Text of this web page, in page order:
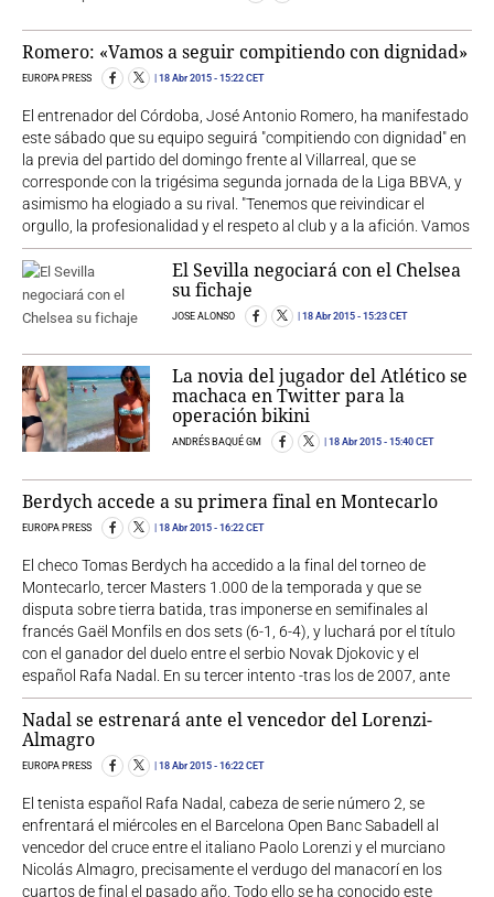
Romero: «Vamos a seguir compitiendo con dignidad»
EUROPA PRESS 18 Abr 2015 - 15:22 CET
El entrenador del Córdoba, José Antonio Romero, ha manifestado
este sábado que su equipo seguirá "compitiendo con dignidad" en
la previa del partido del domingo frente al Villarreal, que se
corresponde con la trigésima segunda jornada de la Liga BBVA, y
asimismo ha elogiado a su rival. "Tenemos que reivindicar el
orgullo, la profesionalidad y el respeto al club y a la afición. Vamos
El Sevilla negociará con el Chelsea
su fichaje
JOSE ALONSO 18 Abr 2015 - 15:23 CET
La novia del jugador del Atlético se
machaca en Twitter para la
operación bikini
ANDRÉS BAQUÉ GM 18 Abr 2015 - 15:40 CET
Berdych accede a su primera final en Montecarlo
EUROPA PRESS 18 Abr 2015 - 16:22 CET
El checo Tomas Berdych ha accedido a la final del torneo de
Montecarlo, tercer Masters 1.000 de la temporada y que se
disputa sobre tierra batida, tras imponerse en semifinales al
francés Gaël Monfils en dos sets (6-1, 6-4), y luchará por el título
con el ganador del duelo entre el serbio Novak Djokovic y el
español Rafa Nadal. En su tercer intento -tras los de 2007, ante
Nadal se estrenará ante el vencedor del Lorenzi-
Almagro
EUROPA PRESS 18 Abr 2015 - 16:22 CET
El tenista español Rafa Nadal, cabeza de serie número 2, se
enfrentará el miércoles en el Barcelona Open Banc Sabadell al
vencedor del cruce entre el italiano Paolo Lorenzi y el murciano
Nicolás Almagro, precisamente el verdugo del manacorí en los
cuartos de final el pasado año. Todo ello se ha conocido este